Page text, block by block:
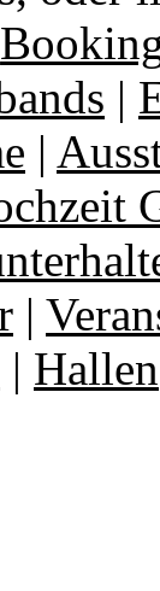
|
|
|
| Hallen